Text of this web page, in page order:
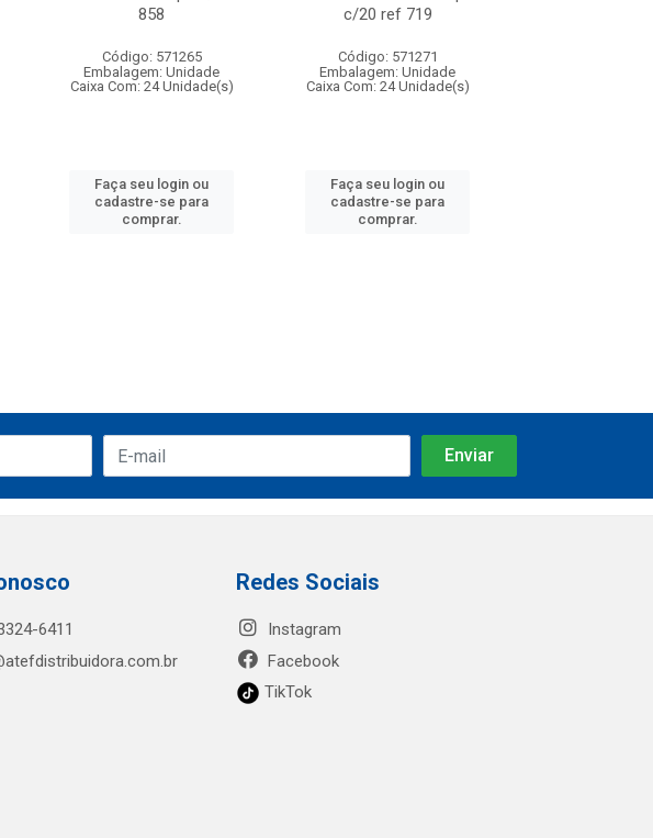
858
Código: 571265
Embalagem: Unidade
Caixa Com: 24 Unidade(s)
Faça seu login ou
cadastre-se para
comprar.
c/20 ref 719
Código: 571271
Embalagem: Unidade
Caixa Com: 24 Unidade(s)
Faça seu login ou
cadastre-se para
comprar.
6411
Redes Sociais
Instagram
Facebook
TikTok